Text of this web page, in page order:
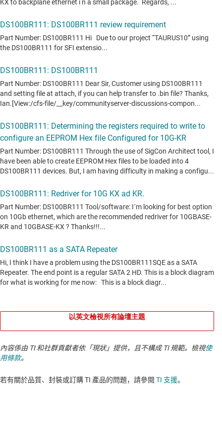
以英文檢視所有論壇主題
內容係由 TI 和社群貢獻者依「現狀」提供，且不構成 TI 規範。檢視使
用條款。
若有關於品質、封裝或訂購 TI 產品的問題，請參閱 TI 支援。​​​​​​​​​​​​​​